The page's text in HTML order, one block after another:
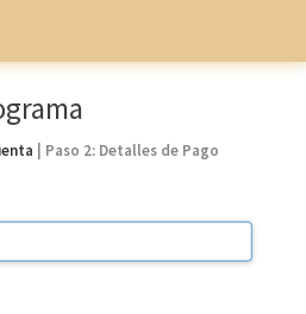
| Paso 2: Detalles de Pago